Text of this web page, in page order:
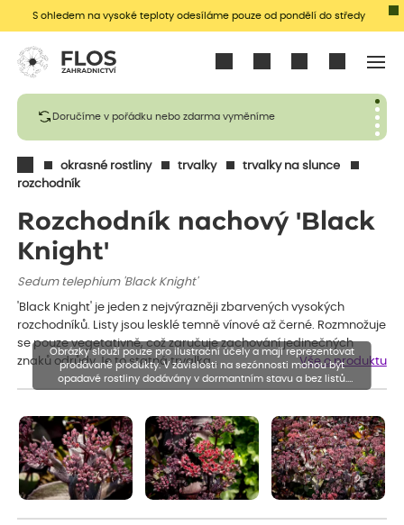
S ohledem na vysoké teploty odesíláme pouze od pondělí do středy
Doručíme v pořádku nebo zdarma vyměníme
okrasné rostliny trvalky
trvalky na slunce
rozchodník
Rozchodník nachový 'Black
Knight'
Sedum telephium 'Black Knight'
'Black Knight' je jeden z nejvýrazněji zbarvených vysokých
rozchodníků. Listy jsou lesklé temně vínové až černé. Rozmnožuje
se pouze vegetativně, což zaručuje zachování jedinečných
znaků odrůdy.Je to statná trvalka…
Vše o produktu
Obrázky slouží pouze pro ilustrační účely a mají reprezentovat
prodávané produkty. V závislosti na sezónnosti mohou být
opadavé rostliny dodávány v dormantním stavu a bez listů.
Rostliny mohou být také sestřiženy níže, než je uvedená výška,